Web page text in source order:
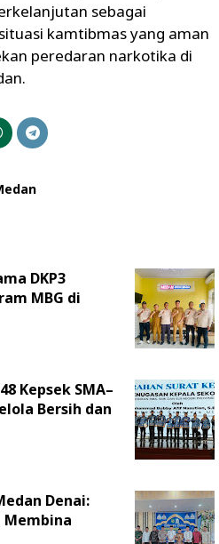
sebagai
kamtibmas yang aman
peredaran narkotika di
DKP3
MBG di
Kepsek SMA–
Bersih dan
Denai:
Membina